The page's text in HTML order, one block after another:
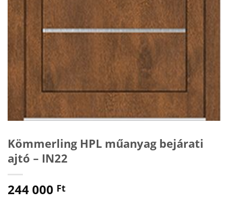
Kömmerling HPL műanyag bejárati
ajtó – IN22
244 000 Ft